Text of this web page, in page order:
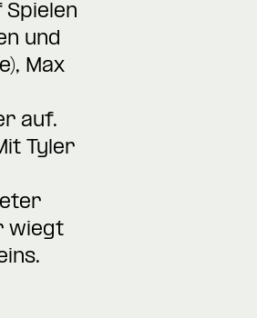
und
Max
auf.
Tyler
wiegt